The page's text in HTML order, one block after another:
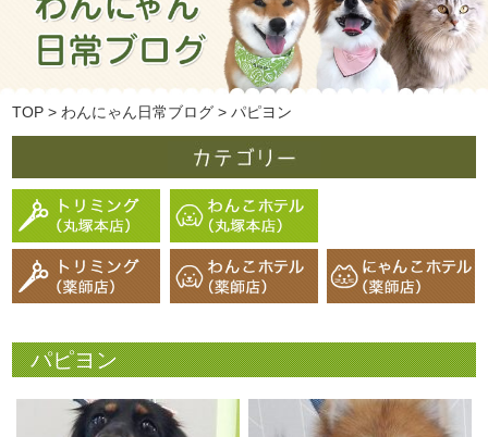
TOP > わんにゃん日常ブログ >パピヨン
パピヨン